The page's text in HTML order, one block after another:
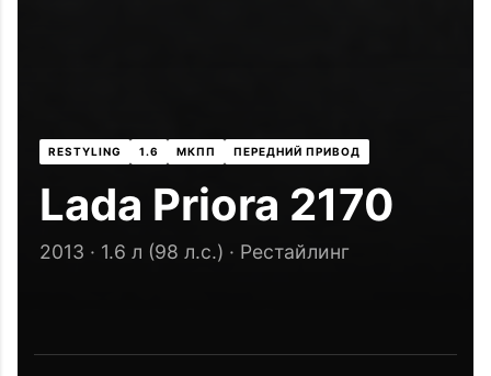
RESTYLING 1.6 МКПП ПЕРЕДНИЙ ПРИВОД
Lada Priora 2170
2013 · 1.6 л (98 л.с.) · Рестайлинг